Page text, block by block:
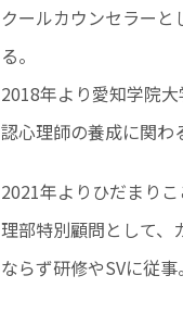
クールカウンセラーと
る。
2018年より愛知学院
認心理師の養成に関わ
2021年よりひだまり
理部特別顧問として、
ならず研修やSVに従事。